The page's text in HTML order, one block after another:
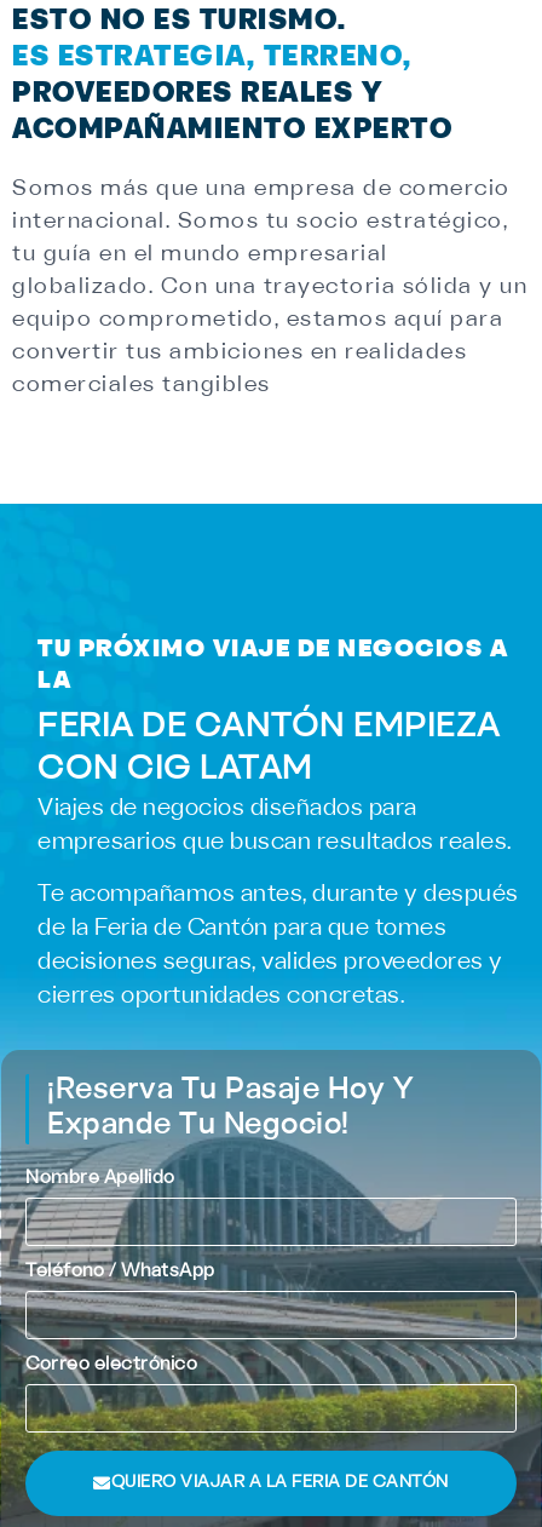
ESTO NO ES TURISMO.
ES ESTRATEGIA, TERRENO,
PROVEEDORES REALES Y
ACOMPAÑAMIENTO EXPERTO
Somos más que una empresa de comercio
internacional. Somos tu socio estratégico,
tu guía en el mundo empresarial
globalizado. Con una trayectoria sólida y un
equipo comprometido, estamos aquí para
convertir tus ambiciones en realidades
comerciales tangibles
TU PRÓXIMO VIAJE DE NEGOCIOS A
LA
FERIA DE CANTÓN EMPIEZA
CON CIG LATAM
Viajes de negocios diseñados para
empresarios que buscan resultados reales.
Te acompañamos antes, durante y después
de la Feria de Cantón para que tomes
decisiones seguras, valides proveedores y
cierres oportunidades concretas.
¡Reserva Tu Pasaje Hoy Y
Expande Tu Negocio!
Nombre Apellido
Teléfono / WhatsApp
Correo electrónico
QUIERO VIAJAR A LA FERIA DE CANTÓN